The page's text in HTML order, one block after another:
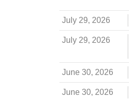
July 29, 2026
July 29, 2026
June 30, 2026
June 30, 2026